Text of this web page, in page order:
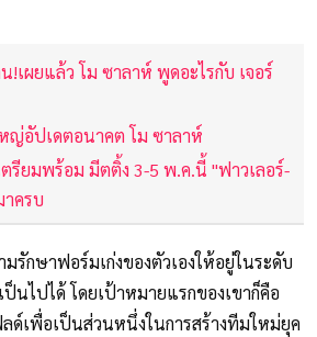
!เผยแล้ว โม ซาลาห์ พูดอะไรกับ เจอร์
ญ่อัปเดตอนาคต โม ซาลาห์
ตรียมพร้อม มีตติ้ง 3-5 พ.ค.นี้ "ฟาวเลอร์-
าครบ
รักษาฟอร์มเก่งของตัวเองให้อยู่ในระดับ
นไปได้ โดยเป้าหมายแรกของเขาก็คือ
ด์เพื่อเป็นส่วนหนึ่งในการสร้างทีมใหม่ยุค